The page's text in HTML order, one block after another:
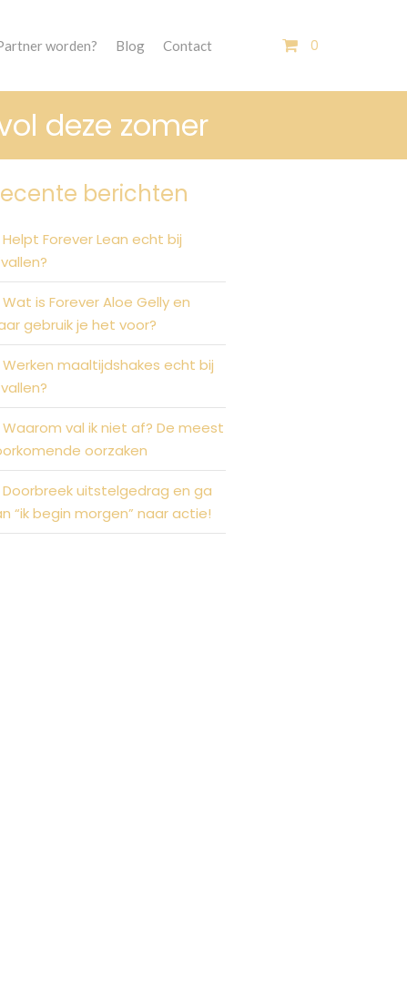
worden? Blog Contact 0
deze zomer
berichten
Helpt Forever Lean echt bij
Wat is Forever Aloe Gelly en
gebruik je het voor?
Werken maaltijdshakes echt bij
Waarom val ik niet af? De meest
oorzaken
Doorbreek uitstelgedrag en ga
“ik begin morgen” naar actie!